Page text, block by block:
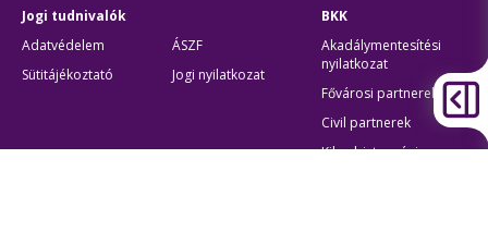
Jogi tudnivalók
Adatvédelem
ÁSZF
Sütitájékoztató
Jogi nyilatkozat
BKK
Akadálymentesítési
nyilatkozat
Fővárosi partnerek
Civil partnerek
Kiberbiztonsági